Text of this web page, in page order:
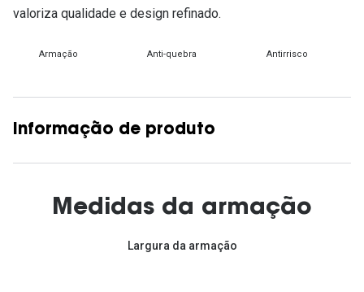
valoriza qualidade e design refinado.
Armação Anti-quebra Antirrisco
Informação de produto
Medidas da armação
Largura da armação